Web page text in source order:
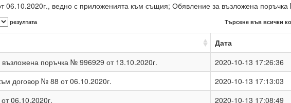
06.10.2020г., ведно с приложенията към същия; Обявление за възложена
резултата Търсене във всички
Дата
поръчка № 996929 от 13.10.2020г.
2020-10-13 17:26:36
договор № 88 от 06.10.2020г.
2020-10-13 17:13:03
06.10.2020г.
2020-10-13 17:08:49